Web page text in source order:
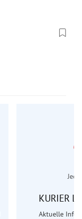
KURIER
Aktuelle